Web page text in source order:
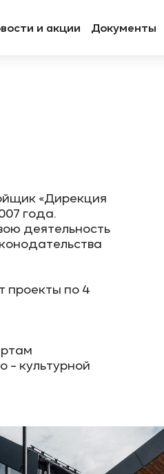
и акции Документы
«Дирекция
года.
деятельность
проекты по 4
- культурной